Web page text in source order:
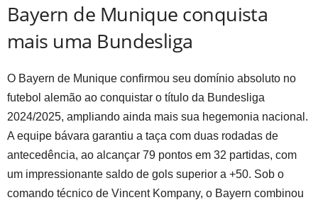
Bayern de Munique conquista
mais uma Bundesliga
O Bayern de Munique confirmou seu domínio absoluto no
futebol alemão ao conquistar o título da Bundesliga
2024/2025, ampliando ainda mais sua hegemonia nacional.
A equipe bávara garantiu a taça com duas rodadas de
antecedência, ao alcançar 79 pontos em 32 partidas, com
um impressionante saldo de gols superior a +50. Sob o
comando técnico de Vincent Kompany, o Bayern combinou